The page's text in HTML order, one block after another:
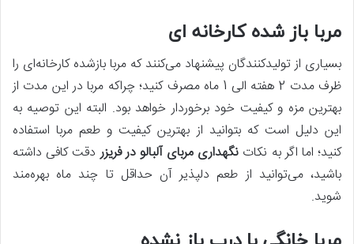
مربا باز شده کارخانه ای
بسیاری از تولیدکنندگان پیشنهاد می‌کنند که مربا بازشده کارخانه‌ای را
ظرف مدت 2 هفته الی 1 ماه مصرف کنید؛ چراکه مربا در این مدت از
بهترین مزه و کیفیت خود برخوردار خواهد بود. البته این توصیه به
این دلیل است که بتوانید از بهترین کیفیت و طعم مربا استفاده
کنید؛ اما اگر به نکات نگهداری مربای آلبالو در فریزردقت کافی داشته
باشید، می‌توانید از طعم دلپذیر آن حداقل تا چند ماه بهره‌مند
شوید.